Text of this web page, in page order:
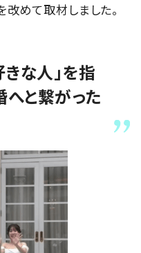
めて取材しました。
な人」を指
と繋がった